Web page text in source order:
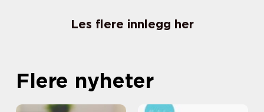
Les flere innlegg her
Flere nyheter